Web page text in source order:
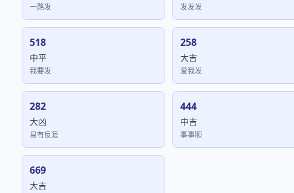
一路发 发发发
518
中平
我要发
258
大吉
爱我发
282
大凶
易有反复
444
中吉
事事顺
669
大吉